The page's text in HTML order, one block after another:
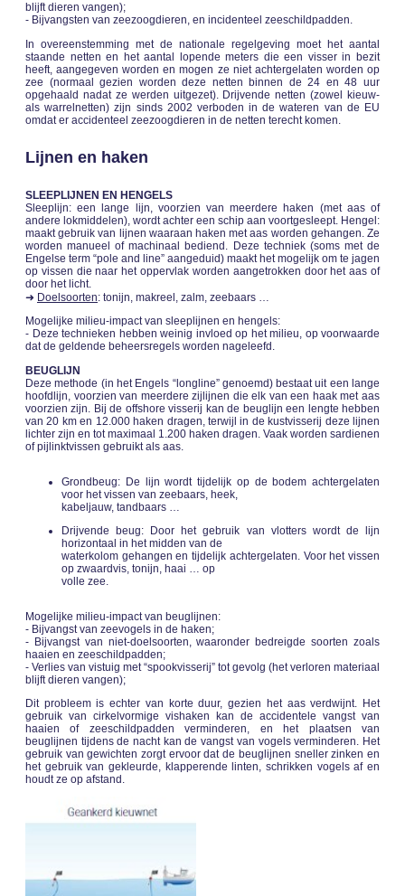
blijft dieren vangen);
- Bijvangsten van zeezoogdieren, en incidenteel zeeschildpadden.
In overeenstemming met de nationale regelgeving moet het aantal
staande netten en het aantal lopende meters die een visser in bezit
heeft, aangegeven worden en mogen ze niet achtergelaten worden op
zee (normaal gezien worden deze netten binnen de 24 en 48 uur
opgehaald nadat ze werden uitgezet). Drijvende netten (zowel kieuw-
als warrelnetten) zijn sinds 2002 verboden in de wateren van de EU
omdat er accidenteel zeezoogdieren in de netten terecht komen.
Lijnen en haken
SLEEPLIJNEN EN HENGELS
Sleeplijn: een lange lijn, voorzien van meerdere haken (met aas of
andere lokmiddelen), wordt achter een schip aan voortgesleept. Hengel:
maakt gebruik van lijnen waaraan haken met aas worden gehangen. Ze
worden manueel of machinaal bediend. Deze techniek (soms met de
Engelse term “pole and line” aangeduid) maakt het mogelijk om te jagen
op vissen die naar het oppervlak worden aangetrokken door het aas of
door het licht.
➜ Doelsoorten: tonijn, makreel, zalm, zeebaars …
Mogelijke milieu-impact van sleeplijnen en hengels:
- Deze technieken hebben weinig invloed op het milieu, op voorwaarde
dat de geldende beheersregels worden nageleefd.
BEUGLIJN
Deze methode (in het Engels “longline” genoemd) bestaat uit een lange
hoofdlijn, voorzien van meerdere zijlijnen die elk van een haak met aas
voorzien zijn. Bij de offshore visserij kan de beuglijn een lengte hebben
van 20 km en 12.000 haken dragen, terwijl in de kustvisserij deze lijnen
lichter zijn en tot maximaal 1.200 haken dragen. Vaak worden sardienen
of pijlinktvissen gebruikt als aas.
Grondbeug: De lijn wordt tijdelijk op de bodem achtergelaten
voor het vissen van zeebaars, heek,
kabeljauw, tandbaars …
Drijvende beug: Door het gebruik van vlotters wordt de lijn
horizontaal in het midden van de
waterkolom gehangen en tijdelijk achtergelaten. Voor het vissen
op zwaardvis, tonijn, haai … op
volle zee.
Mogelijke milieu-impact van beuglijnen:
- Bijvangst van zeevogels in de haken;
- Bijvangst van niet-doelsoorten, waaronder bedreigde soorten zoals
haaien en zeeschildpadden;
- Verlies van vistuig met “spookvisserij” tot gevolg (het verloren materiaal
blijft dieren vangen);
Dit probleem is echter van korte duur, gezien het aas verdwijnt. Het
gebruik van cirkelvormige vishaken kan de accidentele vangst van
haaien of zeeschildpadden verminderen, en het plaatsen van
beuglijnen tijdens de nacht kan de vangst van vogels verminderen. Het
gebruik van gewichten zorgt ervoor dat de beuglijnen sneller zinken en
het gebruik van gekleurde, klapperende linten, schrikken vogels af en
houdt ze op afstand.